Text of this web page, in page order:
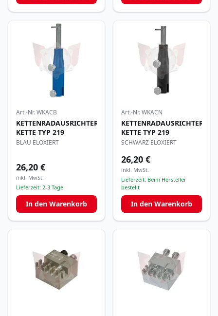
Art.-Nr.WKACB
KETTENRADAUSRICHTER
KETTE TYP 219
BLAU ELOXIERT
26,20 €
inkl. MwSt.
Lieferzeit: 2-3 Tage
In den Warenkorb
Art.-Nr.WKACN
KETTENRADAUSRICHTER
KETTE TYP 219
SCHWARZ ELOXIERT
26,20 €
inkl. MwSt.
Lieferzeit: Beim Hersteller
bestellt
In den Warenkorb